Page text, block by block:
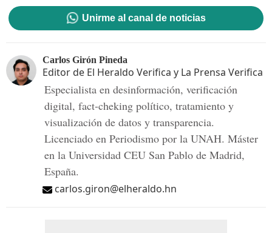
Unirme al canal de noticias
Carlos Girón Pineda
Editor de El Heraldo Verifica y La Prensa Verifica
Especialista en desinformación, verificación
digital, fact-cheking político, tratamiento y
visualización de datos y transparencia.
Licenciado en Periodismo por la UNAH. Máster
en la Universidad CEU San Pablo de Madrid,
España.
carlos.giron@elheraldo.hn